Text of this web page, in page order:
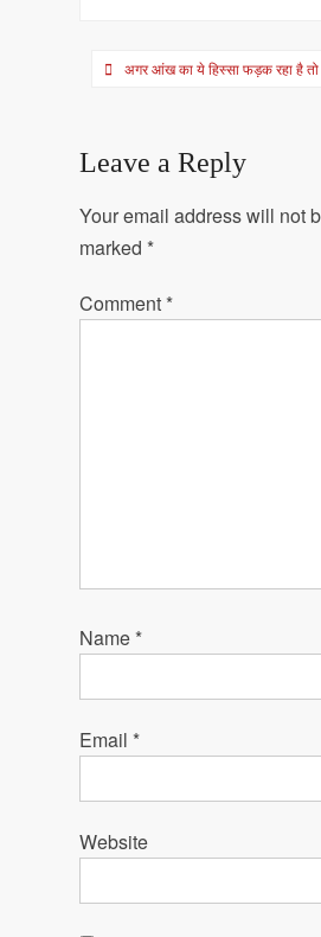
Postअगर आंख का ये हिस्सा फड़क रहा है
Leave a Reply
Your email address will not
marked *
Comment *
Name *
Email *
Website